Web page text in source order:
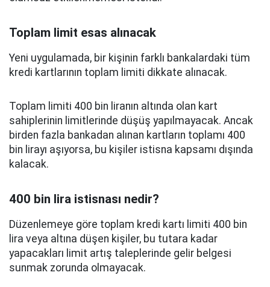
Toplam limit esas alınacak
Yeni uygulamada, bir kişinin farklı bankalardaki tüm
kredi kartlarının toplam limiti dikkate alınacak.
Toplam limiti 400 bin liranın altında olan kart
sahiplerinin limitlerinde düşüş yapılmayacak. Ancak
birden fazla bankadan alınan kartların toplamı 400
bin lirayı aşıyorsa, bu kişiler istisna kapsamı dışında
kalacak.
400 bin lira istisnası nedir?
Düzenlemeye göre toplam kredi kartı limiti 400 bin
lira veya altına düşen kişiler, bu tutara kadar
yapacakları limit artış taleplerinde gelir belgesi
sunmak zorunda olmayacak.